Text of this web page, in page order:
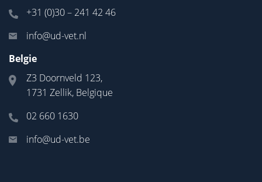
+31 (0)30 – 241 42 46
info@ud-vet.nl
Belgie
Z3 Doornveld 123,
1731 Zellik, Belgique
02 660 1630
info@ud-vet.be